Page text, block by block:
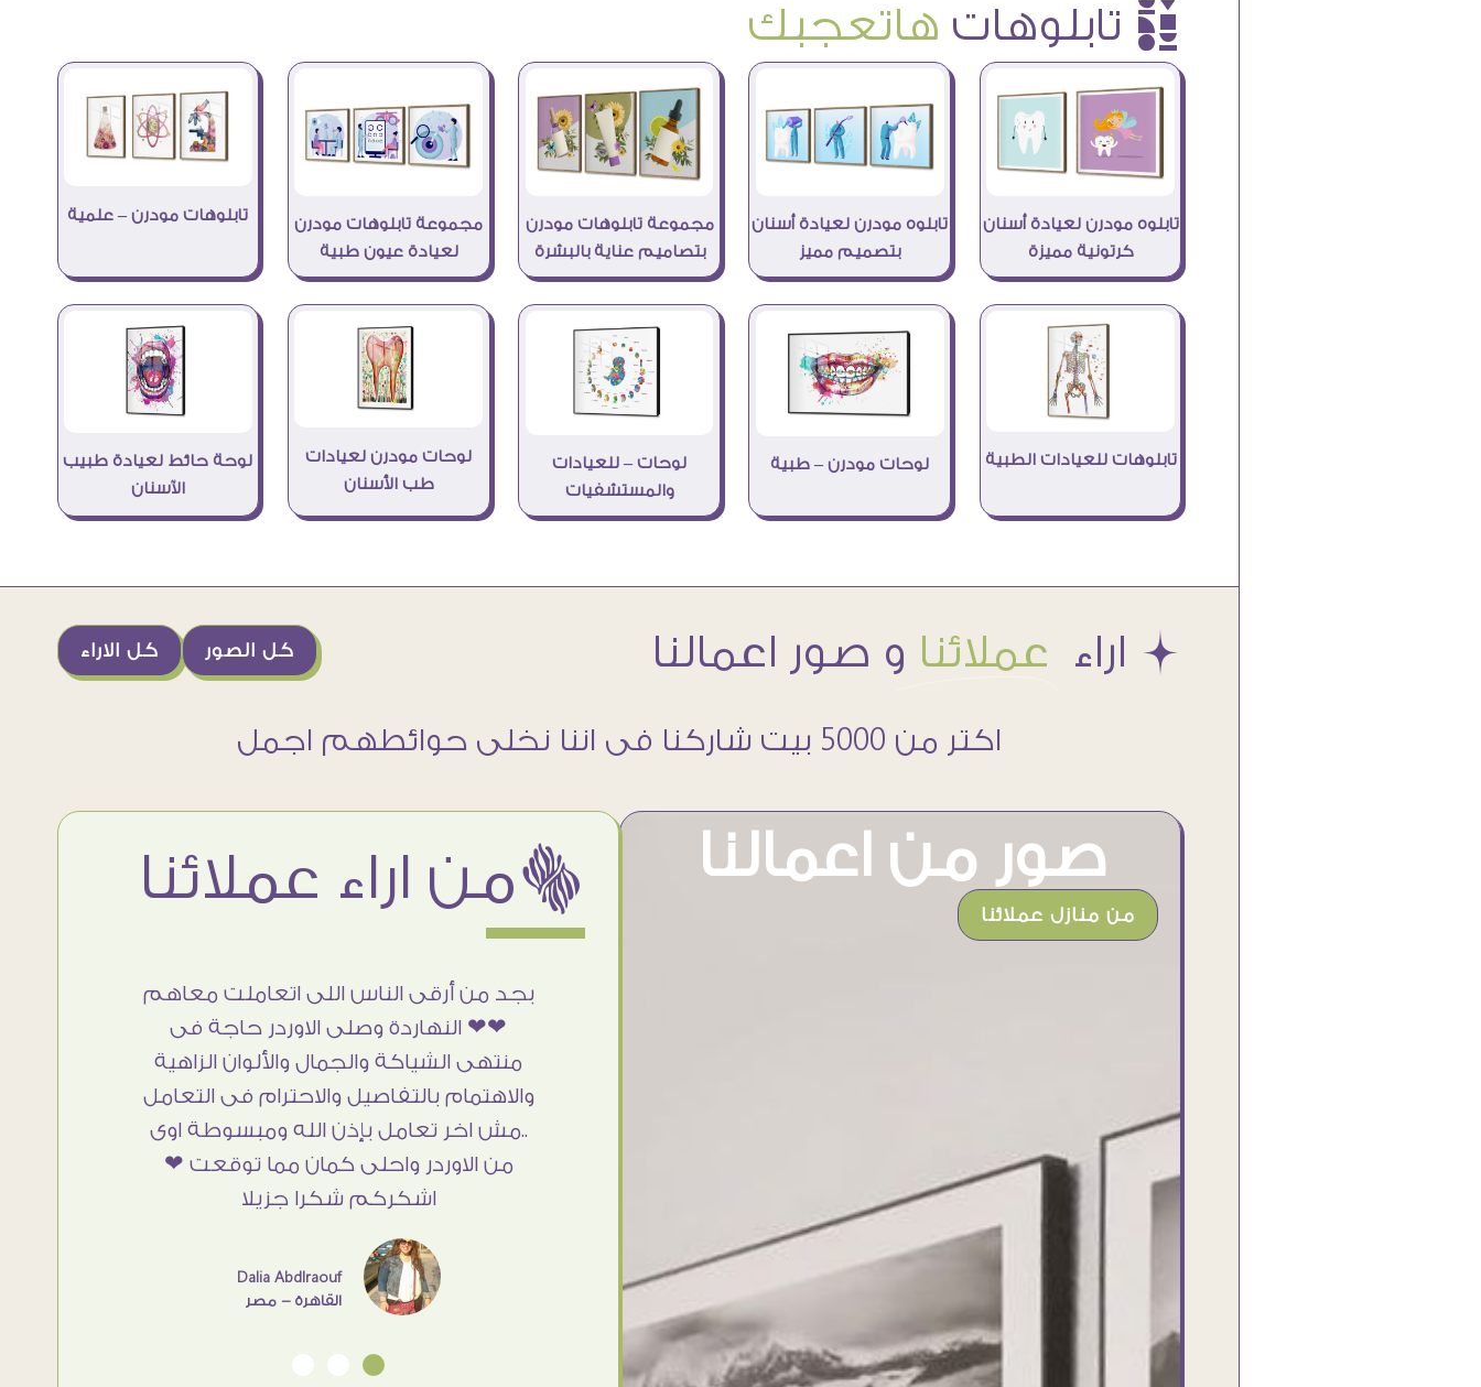
è تابلوهات هاتعجبك
تابلوه مودرن لعيادة أسنان
كرتونية مميزة
تابلوه مودرن لعيادة أسنان
بتصميم مميز
مجموعة تابلوهات مودرن
بتصاميم عناية بالبشرة
مجموعة تابلوهات مودرن
لعيادة عيون طبية
تابلوهات مودرن – علمية
تابلوهات للعيادات الطبية لوحات مودرن – طبية
لوحات – للعيادات
والمستشفيات
لوحات مودرن لعيادات
طب الأسنان
لوحة حائط لعيادة طبيب
الآسنان
Æ اراء عملائنا و صور اعمالنا كل الاراء كل الصور
اكتر من 5000 بيت شاركنا فى اننا نخلى حوائطهم اجمل
صور من اعمالنا
من منازل عملائنا
ëمن اراء عملائنا
وإرضاء العميل والخامات والتقفيل وسرعة
التوصيل. بصراحه وبمنتهي الأمانه مكسب
Doaa Elsayd
القاهرة - مصر
بجد من أرقى الناس اللى اتعاملت معاهم
❤❤ النهاردة وصلى الاوردر حاجة فى
منتهى الشياكة والجمال والألوان الزاهية
والاهتمام بالتفاصيل والاحترام فى التعامل
..مش اخر تعامل بإذن الله ومبسوطة اوى
من الاوردر واحلى كمان مما توقعت ❤
اشكركم شكرا جزيلا
Dalia Abdlraouf
القاهرة - مصر